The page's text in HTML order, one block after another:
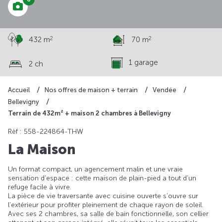
Accueil Nos offres de maison + terrain
Vendée
Bellevigny
Terrain de 432m² + maison 2 chambres à Bellevigny
432 m2 70 m2
2 ch 1 garage
Rèf : 558-224864-THW
La Maison
Un format compact, un agencement malin et une vraie
sensation d’espace : cette maison de plain-pied a tout d’un
refuge facile à vivre.
La pièce de vie traversante avec cuisine ouverte s’ouvre sur
l’extérieur pour profiter pleinement de chaque rayon de soleil.
Avec ses 2 chambres, sa salle de bain fonctionnelle, son cellier